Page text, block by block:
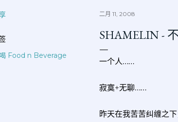
Food n Beverage
二月 11, 2008
SHAMELIN -
一个人……
寂寞+无聊……
昨天在我苦苦纠缠之